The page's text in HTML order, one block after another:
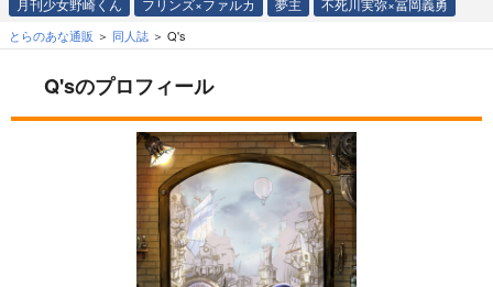
月刊少女野崎くん フリンズ×ファルカ 夢主 不死川実弥×冨岡義勇
とらのあな通販 同人誌 Q's
Q'sのプロフィール